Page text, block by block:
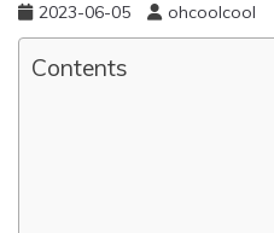
2023-06-05 ohcoolcool
Contents